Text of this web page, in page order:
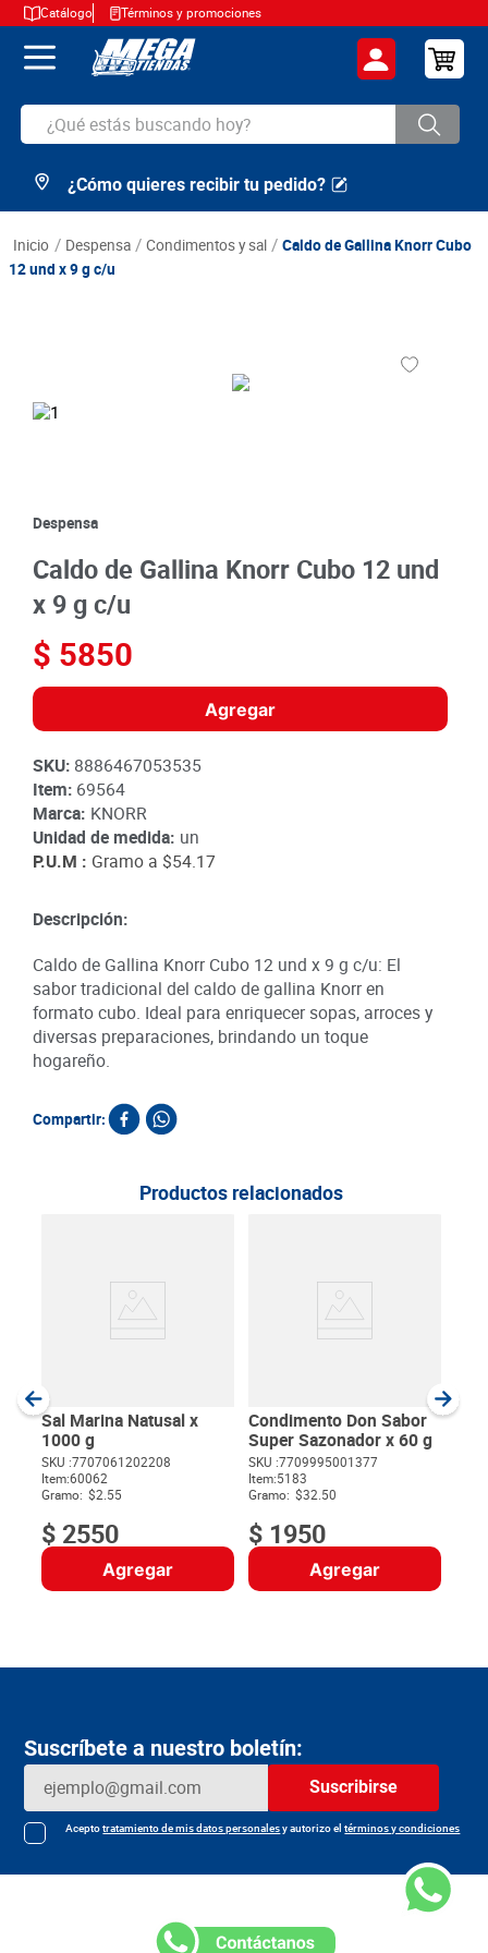
Catálogo Términos y promociones
¿Qué estás buscando hoy?
TÉRMINOS MÁS BUSCADOS
2.
arroz
9.
queso
10 . papa
¿Cómo quieres recibir tu pedido?
despensa condimentos y sal
Caldo de Gallina Knorr Cubo
12 und x 9 g c/u
Despensa
Caldo de Gallina Knorr Cubo 12 und
x 9 g c/u
$ 5850
Agregar
SKU: 8886467053535
Item: 69564
Marca: KNORR
Unidad de medida: un
P.U.M : Gramo a $54.17
Descripción:
Caldo de Gallina Knorr Cubo 12 und x 9 g c/u: El
sabor tradicional del caldo de gallina Knorr en
formato cubo. Ideal para enriquecer sopas, arroces y
diversas preparaciones, brindando un toque
hogareño.
Compartir:
Productos relacionados
Sal Marina Natusal x
1000 g
SKU :7707061202208
Item:60062
Gramo: $2.55
$ 2550
Agregar
Condimento Don Sabor
Super Sazonador x 60 g
SKU :7709995001377
Item:5183
Gramo: $32.50
$ 1950
Agregar
Suscríbete a nuestro boletín:
Suscribirse
Aceptotratamiento de mis datos personalesy autorizo eltérminos y condiciones